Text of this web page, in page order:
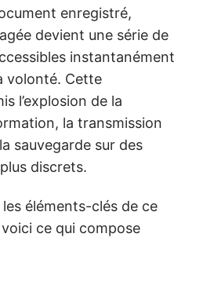
enregistré,
devient une série de
instantanément
volonté. Cette
l’explosion de la
la transmission
sauvegarde sur des
discrets.
éléments-clés de ce
ce qui compose